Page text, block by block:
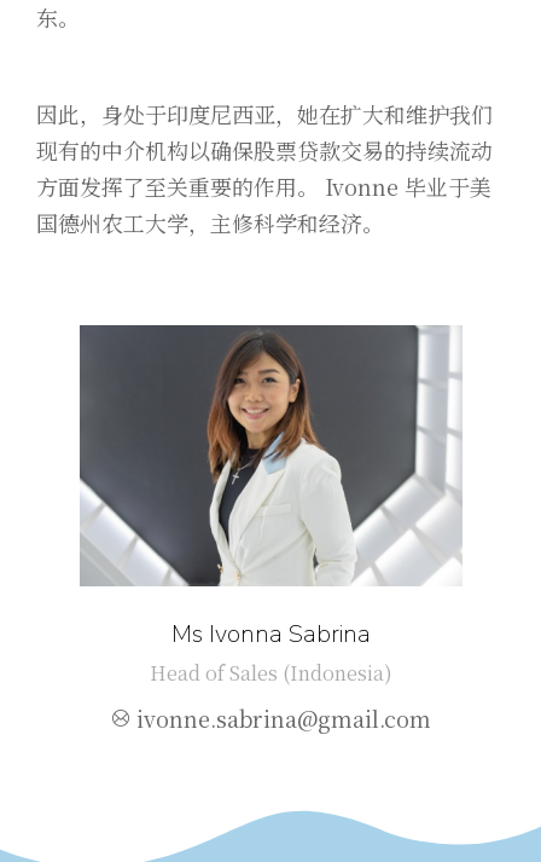
Ms Ivonna Sabrina
Head of Sales (Indonesia)
ivonne.sabrina@gmail.com
东。
因此，身处于印度尼西亚，她在扩大和维护我们
现有的中介机构以确保股票贷款交易的持续流动
方面发挥了至关重要的作用。 Ivonne 毕业于美
国德州农工大学，主修科学和经济。